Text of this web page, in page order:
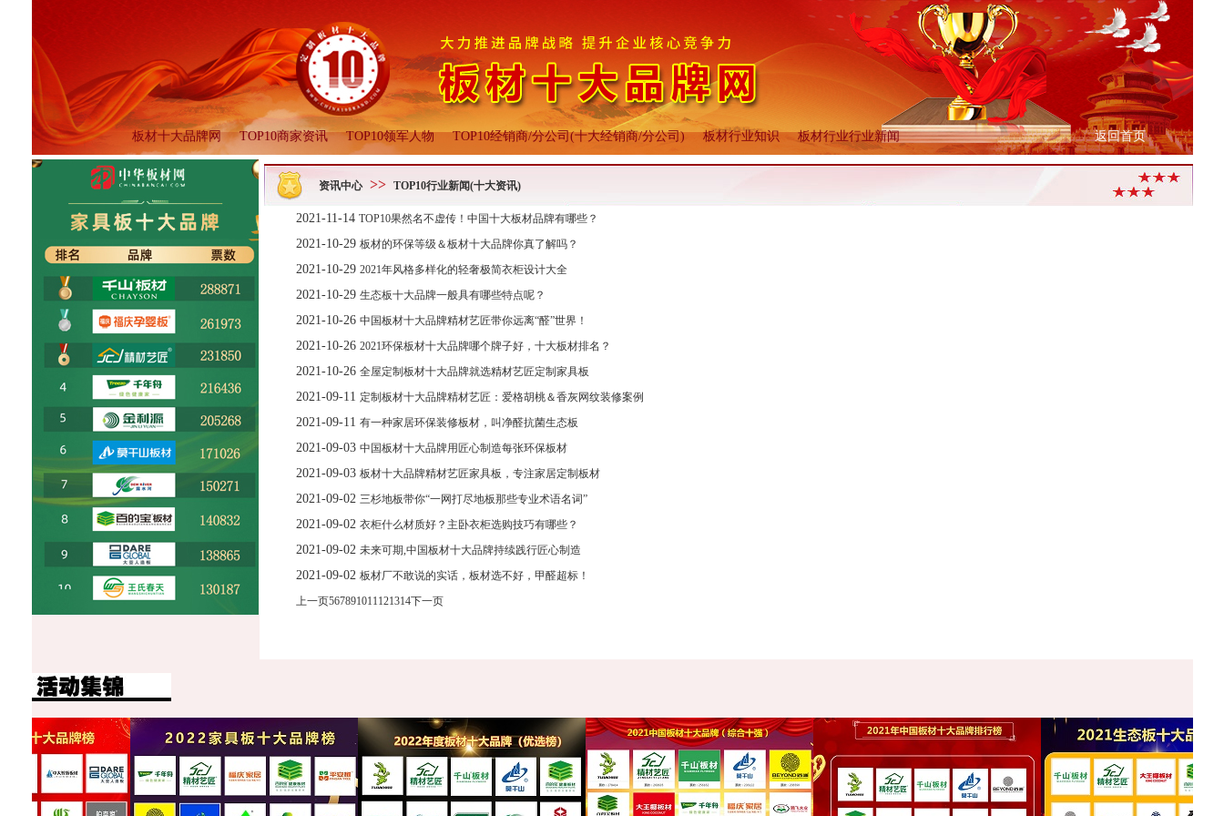
板材十大品牌网 TOP10商家资讯 TOP10领军人物 TOP10经销商/分公司(十大经销商/分公司) 板材行业知识 板材行业行业新闻 返回首页
资讯中心>> TOP10行业新闻(十大资讯)
2021-11-14 TOP10果然名不虚传！中国十大板材品牌有哪些？
2021-10-29 板材的环保等级＆板材十大品牌你真了解吗？
2021-10-29 2021年风格多样化的轻奢极简衣柜设计大全
2021-10-29 生态板十大品牌一般具有哪些特点呢？
2021-10-26 中国板材十大品牌精材艺匠带你远离“醛”世界！
2021-10-26 2021环保板材十大品牌哪个牌子好，十大板材排名？
2021-10-26 全屋定制板材十大品牌就选精材艺匠定制家具板
2021-09-11 定制板材十大品牌精材艺匠：爱格胡桃＆香灰网纹装修案例
2021-09-11 有一种家居环保装修板材，叫净醛抗菌生态板
2021-09-03 中国板材十大品牌用匠心制造每张环保板材
2021-09-03 板材十大品牌精材艺匠家具板，专注家居定制板材
2021-09-02 三杉地板带你“一网打尽地板那些专业术语名词”
2021-09-02 衣柜什么材质好？主卧衣柜选购技巧有哪些？
2021-09-02 未来可期,中国板材十大品牌持续践行匠心制造
2021-09-02 板材厂不敢说的实话，板材选不好，甲醛超标！
上一页567891011121314下一页